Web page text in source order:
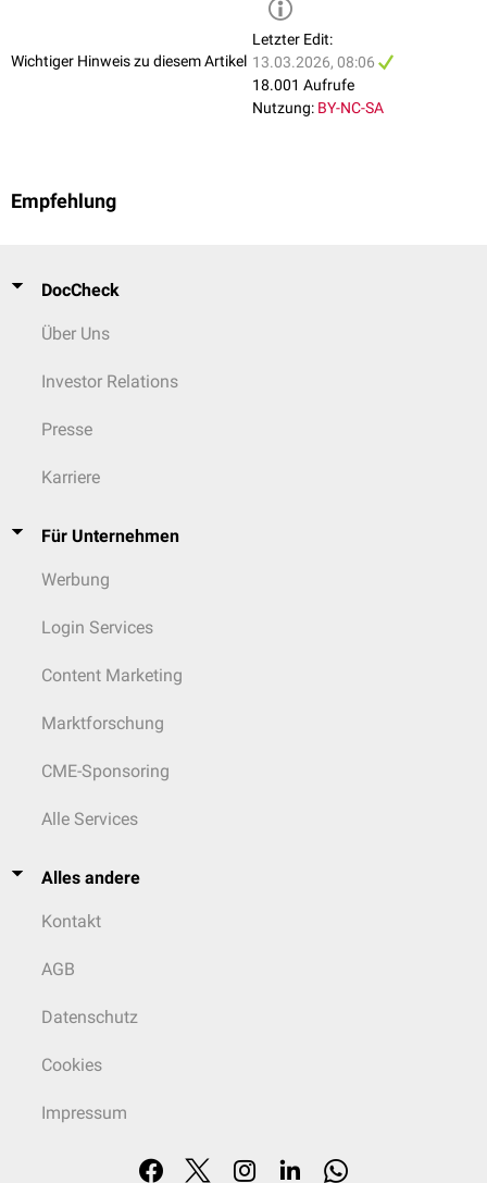
elektrochemischen Zellen undBatterien
Wichtiger Hinweis zu diesem Artikel
Letzter Edit:
13.03.2026, 08:06
18.001 Aufrufe
Nutzung: BY-NC-SA
Empfehlung
DocCheck
Über Uns
Investor Relations
Presse
Karriere
Für Unternehmen
Werbung
Login Services
Content Marketing
Marktforschung
CME-Sponsoring
Alle Services
Alles andere
Kontakt
AGB
Datenschutz
Cookies
Impressum